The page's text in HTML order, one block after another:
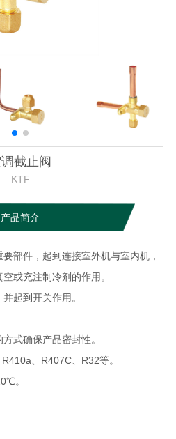
截止阀
KTF
产品简介
部件，起到连接室外机与室内机，
或充注制冷剂的作用。
起到开关作用。
式确保产品密封性。
、R407C、R32等。
。